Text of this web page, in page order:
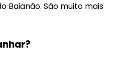
Baianão. São muito mais